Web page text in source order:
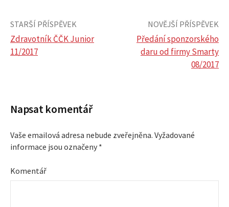
N
v
i
g
a
STARŠÍ PŘÍSPĚVEK
Zdravotník ČČK Junior
11/2017
NOVĚJŠÍ PŘÍSPĚVEK
Předání sponzorského
daru od firmy Smarty
08/2017
Napsat komentář
Vaše emailová adresa nebude zveřejněna. Vyžadované
informace jsou označeny *
Komentář